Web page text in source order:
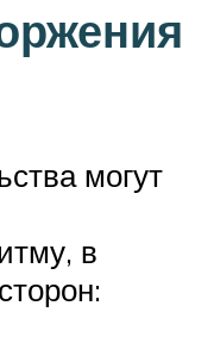
могут
в